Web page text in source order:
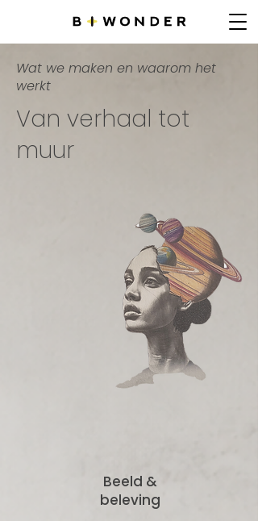
Wat we maken en waarom het
werkt
Van verhaal tot
muur
Beeld &
beleving